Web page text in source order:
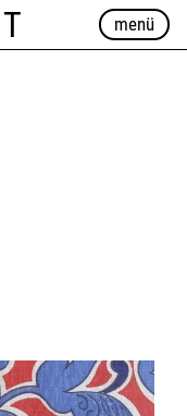
menü